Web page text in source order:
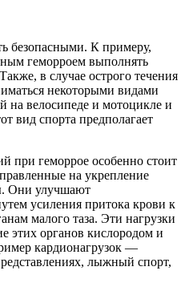
безопасными. К примеру,
геморроем выполнять
в случае острого течения
некоторыми видами
на велосипеде и мотоцикле и
вид спорта предполагает
при геморрое особенно стоит
на укрепление
Они улучшают
усиления притока крови к
малого таза. Эти нагрузки
этих органов кислородом и
кардионагрузок —
лыжный спорт,